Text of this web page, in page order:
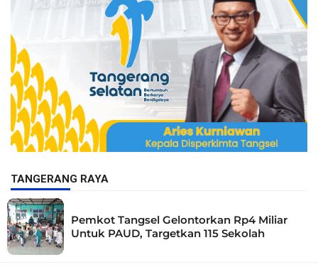
TANGERANG RAYA
Pemkot Tangsel Gelontorkan Rp4 Miliar
Untuk PAUD, Targetkan 115 Sekolah